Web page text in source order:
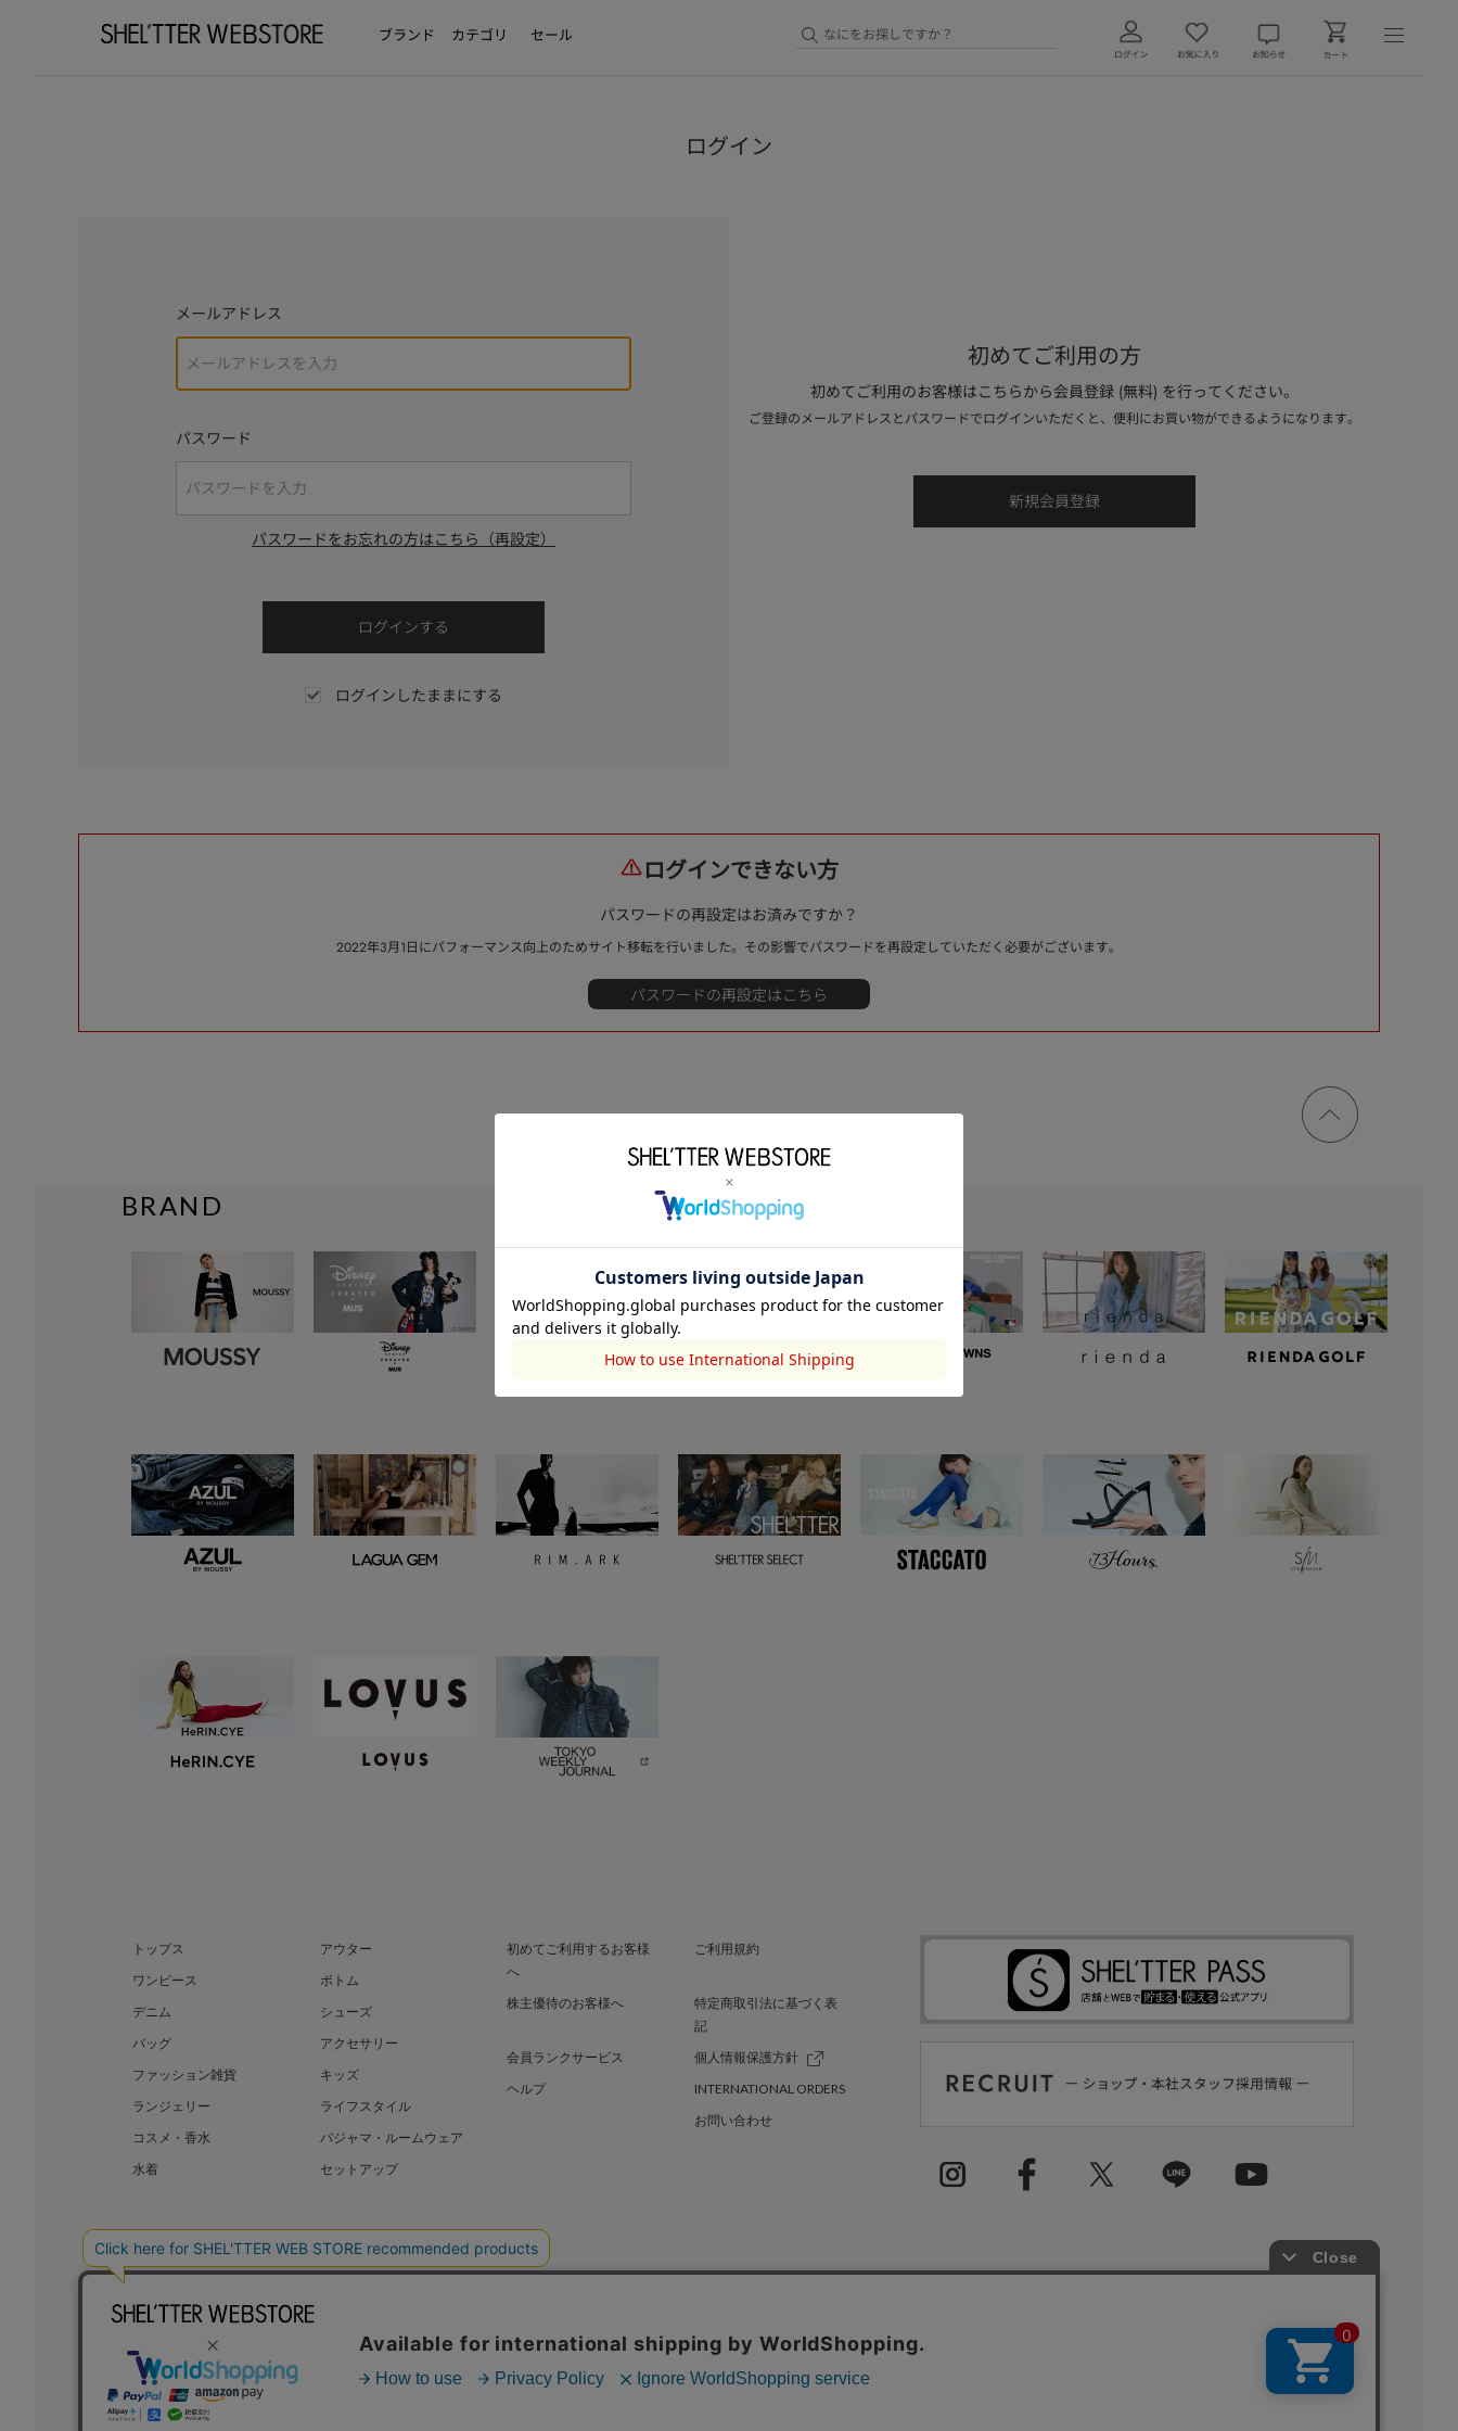
ブランド カテゴリ セール
ログイン
メールアドレス
パスワード
パスワードをお忘れの方はこちら（再設定）
ログインしたままにする
初めてご利用の方
初めてご利用のお客様はこちらから会員登録 (無料) を行ってください。
ご登録のメールアドレスとパスワードでログインいただくと、便利にお買い物ができるようになります。
ログインできない方
パスワードの再設定はお済みですか？
2022年3月1日にパフォーマンス向上のためサイト移転を行いました。その影響でパスワードを再設定していただく必要がございます。
ページ
トップ
BRAND
トップス
アウター
ワンピース
ボトム
デニム
シューズ
バッグ
アクセサリー
ファッション雑貨
キッズ
ランジェリー
ライフスタイル
コスメ・香水
パジャマ・ルームウェア
水着
セットアップ
初めてご利用するお客様
へ
ご利用規約
株主優待のお客様へ
特定商取引法に基づく表
記
会員ランクサービス
個人情報保護方針
ヘルプ
INTERNATIONAL ORDERS
お問い合わせ
BAROQUE JAPAN LIMITED SHEL’TTER GREEN 採用情報
COPYRIGHT © BAROQUE JAPAN LIMITED ALL RIGHTS RESERVED.